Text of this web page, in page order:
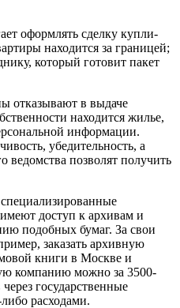
оформлять сделку купли-
находится за границей;
который готовит пакет
отказывают в выдаче
находится жилье,
информации.
убедительность, а
ведомства позволят получить
доступ к архивам и
подобных бумаг. За свои
заказать архивную
книги в Москве и
компанию можно за 3500-
государственные
расходами.